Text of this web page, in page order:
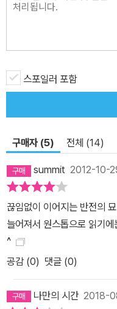
속에서 사용된다. 또한 비밀
다. 디버는 여기에 두 가지
는 피해자가 자신이 어떤 정
둘째, 캘꾼과 양치기가 서로
있는 정보의 수수께끼를 풀
시도하는 만큼 그 공격을 되
시도해 나가는 데 있다. 작품
게임 이론 전문가인 코르트
캘꾼의 공격을 수비하고 또
적 유희에서 느낄 수 있는 카
하는 작품이자 세상에서 가
스포일러 포함
구매자 (5) 전체 (14)
summit 2012-10-
끊임없이 이어지는 반전의
늘어져서 원스톱으로 읽기
^
공감 (0) 댓글 (0)
나만의 시간 2018-